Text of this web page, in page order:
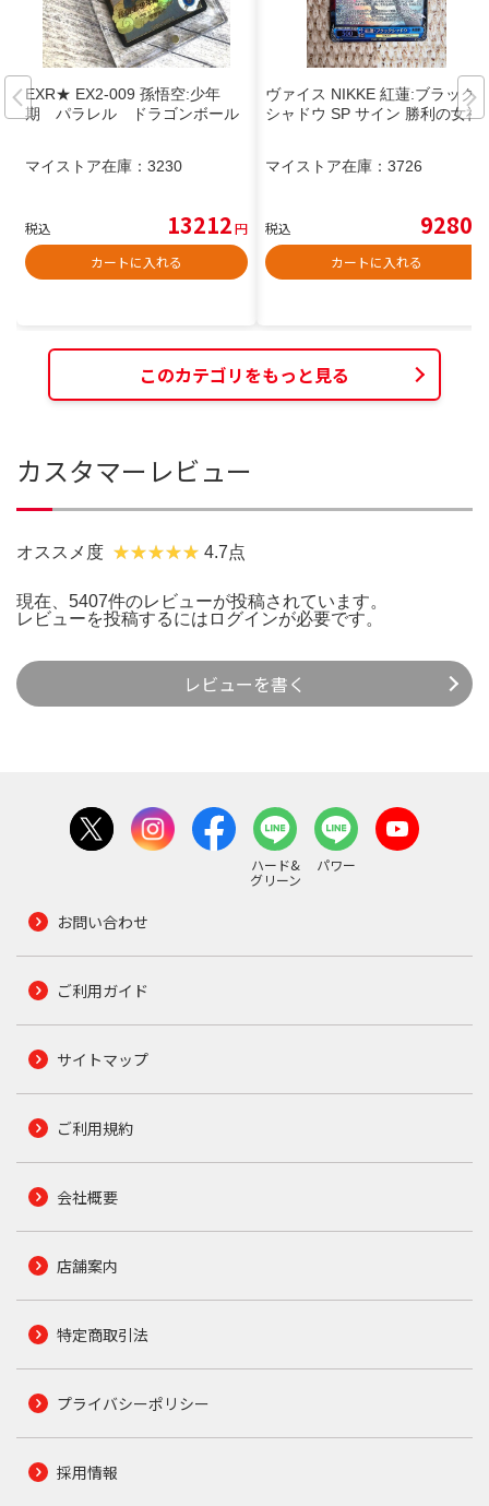
EXR★ EX2-009 孫悟空:少年
期 パラレル ドラゴンボール
マイストア在庫： 3230
税込 13212円
カートに入れる
ヴァイス NIKKE 紅蓮:ブラック
シャドウ SP サイン 勝利の女神
マイストア在庫： 3726
税込 9280
カートに入れる
このカテゴリをもっと見る
カスタマーレビュー
オススメ度 4.7点
現在、5407件のレビューが投稿されています。
レビューを投稿するには ログインが必要です。
レビューを書く
ハード&
グリーン
パワー
お問い合わせ
ご利用ガイド
サイトマップ
ご利用規約
会社概要
店舗案内
特定商取引法
プライバシーポリシー
採用情報